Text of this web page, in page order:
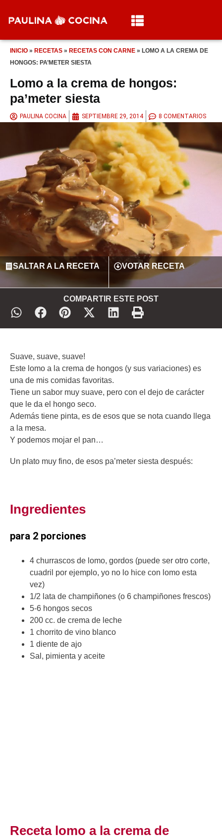
INICIO » RECETAS » RECETAS CON CARNE » LOMO A LA CREMA DE
HONGOS: PA’METER SIESTA
Lomo a la crema de hongos:
pa’meter siesta
PAULINA COCINA SEPTIEMBRE 29, 2014 8 COMENTARIOS
SALTAR A LA RECETA VOTAR RECETA
COMPARTIR ESTE POST
Suave, suave, suave!
Este lomo a la crema de hongos (y sus variaciones) es
una de mis comidas favoritas.
Tiene un sabor muy suave, pero con el dejo de carácter
que le da el hongo seco.
Además tiene pinta, es de esos que se nota cuando llega
a la mesa.
Y podemos mojar el pan…
Un plato muy fino, de esos pa’meter siesta después:
Ingredientes
para 2 porciones
4 churrascos de lomo, gordos (puede ser otro corte,
cuadril por ejemplo, yo no lo hice con lomo esta
vez)
1/2 lata de champiñones (o 6 champiñones frescos)
5-6 hongos secos
200 cc. de crema de leche
1 chorrito de vino blanco
1 diente de ajo
Sal, pimienta y aceite
Receta lomo a la crema de